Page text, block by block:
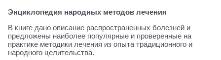
Энциклопедия народных методов лечения
В книге дано описание распространенных болезней и
предложены наиболее популярные и проверенные на
практике методики лечения из опыта традиционного и
народного целительства.